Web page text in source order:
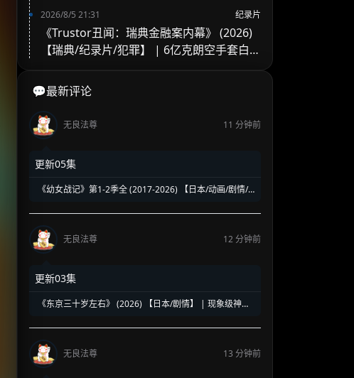
2026/8/5 21:31 纪录片
《Trustor丑闻：瑞典金融案内幕》 (2026)
【瑞典/纪录片/犯罪】 | 6亿克朗空手套白狼
融诈骗
💬最新评论
无良法尊 11 分钟前
更新05集
《幼女战记》第1-2季全 (2017-2026) 【日本/动画/剧情/
异世界神作
无良法尊
12 分钟前
更新03集
《东京三十岁左右》 (2026) 【日本/剧情】 | 现象级神剧
无良法尊 13 分钟前